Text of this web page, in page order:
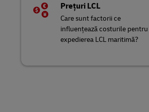
Prețuri LCL
Care sunt factorii ce
influențează costurile pentru
expedierea LCL maritimă?